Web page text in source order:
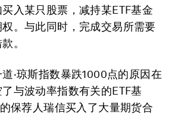
入某只股票，减持某ETF基金
。与此同时，完成交易所需要
。
·琼斯指数暴跌1000点的原因在
与波动率指数有关的ETF基
保荐人瑞信买入了大量期货合